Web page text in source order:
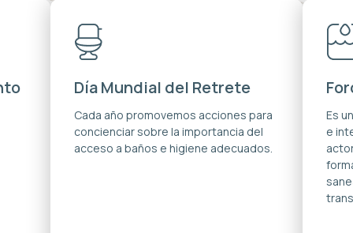
Día Mundial del Retrete
Cada año promovemos acciones para
concienciar sobre la importancia del
acceso a baños e higiene adecuados.
Es
e